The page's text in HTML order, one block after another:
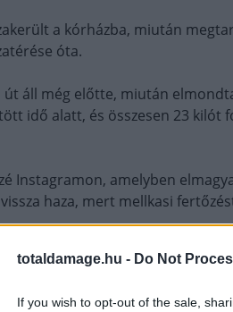
totaldamage.hu - Do Not
If you wish to opt-out of the sale,
a kórházba, miután
óta.
út áll még előtte, miután
idő alatt, és összesen 23 kilót
Instagramon, amelyben
haza, mert mellkasi
sajnos már nem vagyok
nekik, ahogy az utolsó
csináltak néhány